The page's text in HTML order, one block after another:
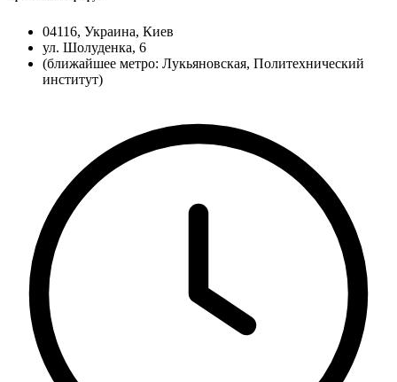
04116, Украина, Киев
ул. Шолуденка, 6
(ближайшее метро: Лукьяновская, Политехнический
институт)